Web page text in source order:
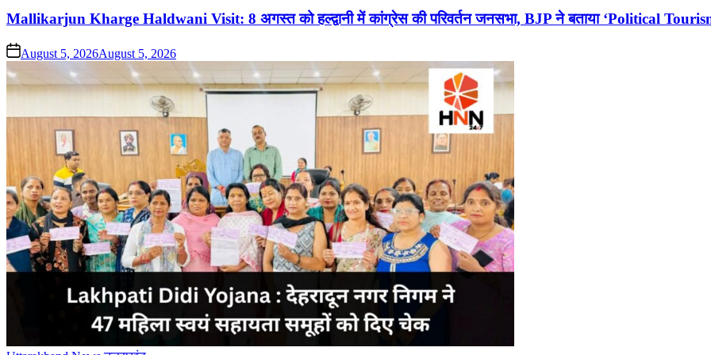
Mallikarjun Kharge Haldwani Visit: 8 अगस्त को हल्द्वानी में कांग्रेस की परिवर्तन जनसभा, BJP ने बताया ‘Political
on August 5, 2026August 5, 2026